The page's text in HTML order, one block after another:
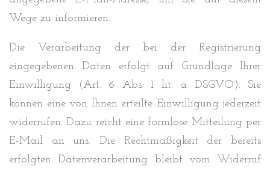
Wege zu informieren.
Die Verarbeitung der bei der Registrierung
eingegebenen Daten erfolgt auf Grundlage Ihrer
Einwilligung (Art. 6 Abs. 1 lit. a DSGVO). Sie
können eine von Ihnen erteilte Einwilligung jederzeit
widerrufen. Dazu reicht eine formlose Mitteilung per
E-Mail an uns. Die Rechtmäßigkeit der bereits
erfolgten Datenverarbeitung bleibt vom Widerruf